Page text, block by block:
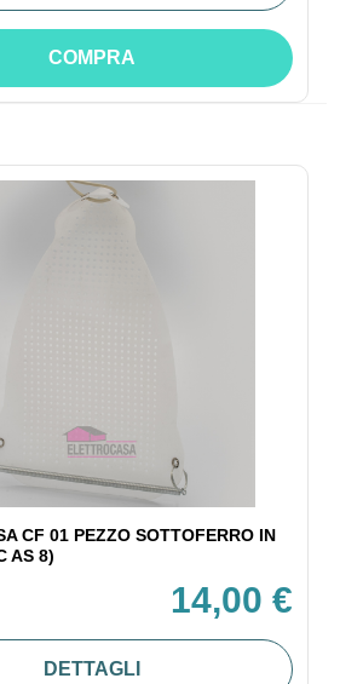
COMPRA
CF 01 PEZZO SOTTOFERRO IN
AS 8)
14,00 €
DETTAGLI